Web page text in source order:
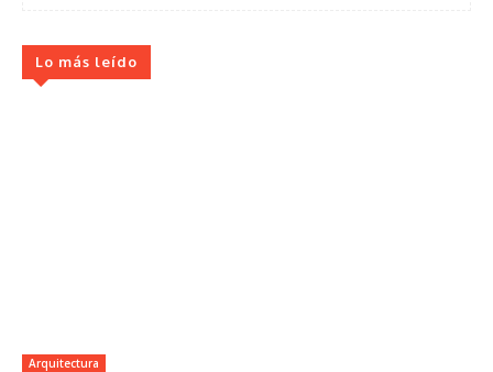
Lo más leído
Arquitectura